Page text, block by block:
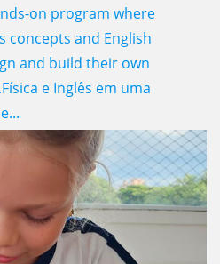
on program where
concepts and English
and build their own
e Inglês em uma